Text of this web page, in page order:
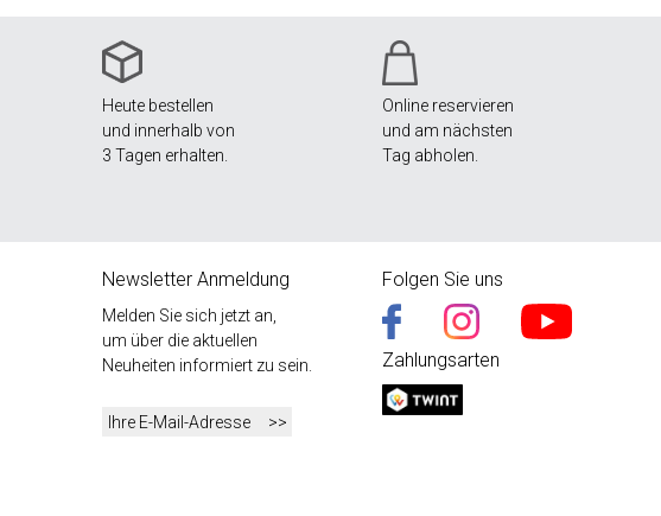
Heute bestellen
und innerhalb von
3 Tagen erhalten.
Online reservieren
und am nächsten
Tag abholen.
Newsletter Anmeldung
Melden Sie sich jetzt an,
um über die aktuellen
Neuheiten informiert zu sein.
Folgen Sie uns
Zahlungsarten